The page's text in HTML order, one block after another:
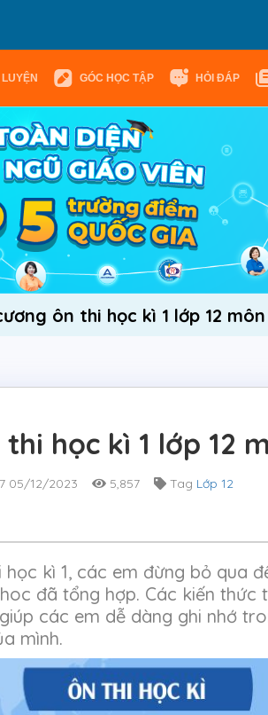
GÓC HỌC TẬP HỎI ĐÁP
ôn thi học kì 1 lớp 12
học kì 1 lớp 12
05/12/2023 5,857 Tag Lớp 12
kì 1, các em đừng bỏ qua
đã tổng hợp. Các kiến
các em dễ dàng ghi nhớ
mình.